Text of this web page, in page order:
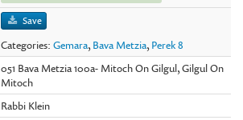
Save
Categories:Gemara, Bava Metzia, Perek 8
051 Bava Metzia 100a- Mitoch On Gilgul, Gilgul On
Mitoch
Rabbi Klein